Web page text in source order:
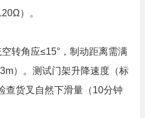
）。
转角应≤15°，制动距离需满
）。测试门架升降速度（标
查货叉自然下滑量（10分钟